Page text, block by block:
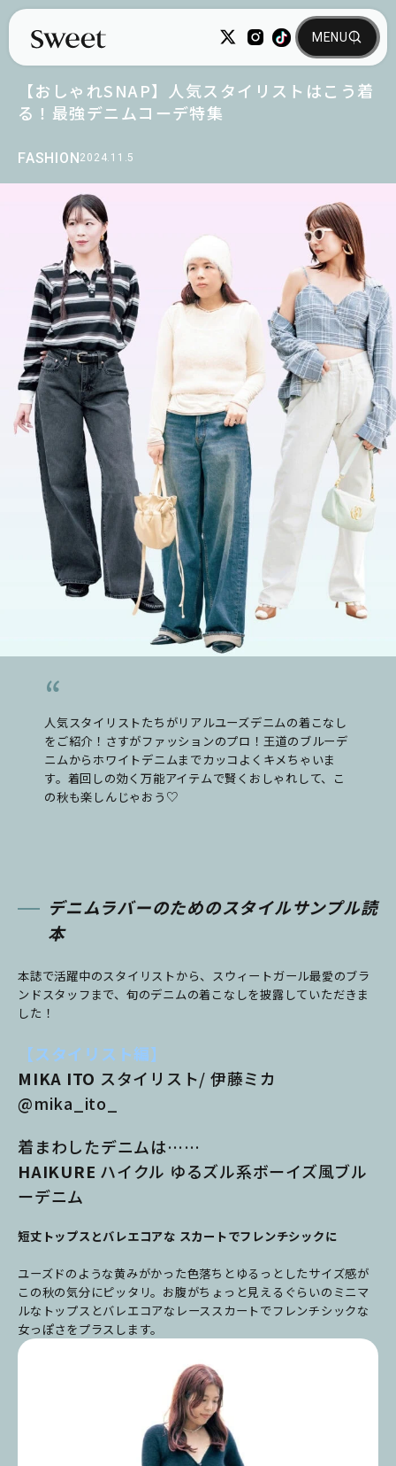
FASHION2024.11.5
【おしゃれSNAP】人気スタイリストはこう着
る！最強デニムコーデ特集
人気スタイリストたちがリアルユーズデニムの着こなし
をご紹介！さすがファッションのプロ！王道のブルーデ
ニムからホワイトデニムまでカッコよくキメちゃいま
す。着回しの効く万能アイテムで賢くおしゃれして、こ
の秋も楽しんじゃおう♡
デニムラバーのためのスタイルサンプル読
本
本誌で活躍中のスタイリストから、スウィートガール最愛のブラ
ンドスタッフまで、旬のデニムの着こなしを披露していただきま
した！
【スタイリスト編】
MIKA ITO スタイリスト/ 伊藤ミカ
@mika_ito_
着まわしたデニムは……
HAIKURE ハイクル ゆるズル系ボーイズ風ブル
ーデニム
短丈トップスとバレエコアな スカートでフレンチシックに
ユーズドのような黄みがかった色落ちとゆるっとしたサイズ感が
この秋の気分にピッタリ。お腹がちょっと見えるぐらいのミニマ
ルなトップスとバレエコアなレーススカートでフレンチシックな
女っぽさをプラスします。